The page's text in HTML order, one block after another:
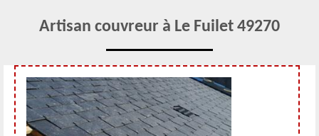
Artisan couvreur à Le Fuilet 49270